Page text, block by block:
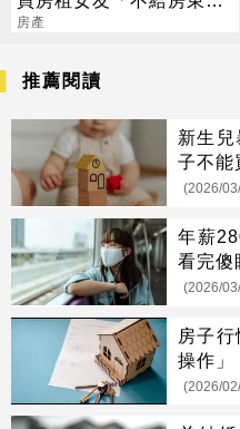
賺」 專家說話了
房產
推薦閱讀
新生
子不能
(2026/
年薪
看完傻
(2026/
房子
操作」
(2026/